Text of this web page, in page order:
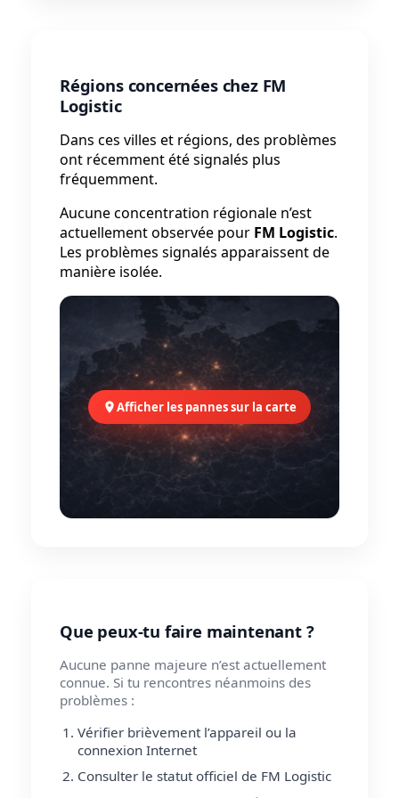
Régions concernées chez FM
Logistic
Dans ces villes et régions, des problèmes
ont récemment été signalés plus
fréquemment.
Aucune concentration régionale n’est
actuellement observée pour FM Logistic.
Les problèmes signalés apparaissent de
manière isolée.
Afficher les pannes sur la carte
Que peux-tu faire maintenant ?
Aucune panne majeure n’est actuellement
connue. Si tu rencontres néanmoins des
problèmes :
Vérifier brièvement l’appareil ou la
connexion Internet
Consulter le statut officiel de FM Logistic